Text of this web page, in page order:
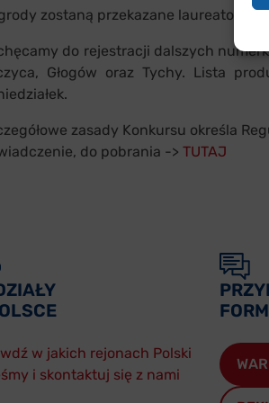
zostaną przekazane laureatom
do rejestracji dalszych
Głogów oraz Tychy. Lista
zasady Konkursu określa
do pobrania -> TUTAJ
w jakich rejonach Polski
i skontaktuj się z nami